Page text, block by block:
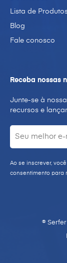
Lista de
Blog
Fale conosco
Receba nossas
Junte-se à
recursos e
Ao se inscrever,
consentimento para
®